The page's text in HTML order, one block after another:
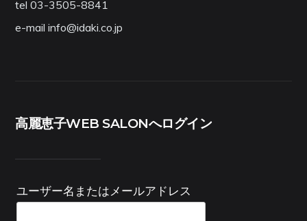
tel 03-3505-8841
e-mail info@idaki.co.jp
高麗恵子WEB SALONへログイン
ユーザー名またはメールアドレス